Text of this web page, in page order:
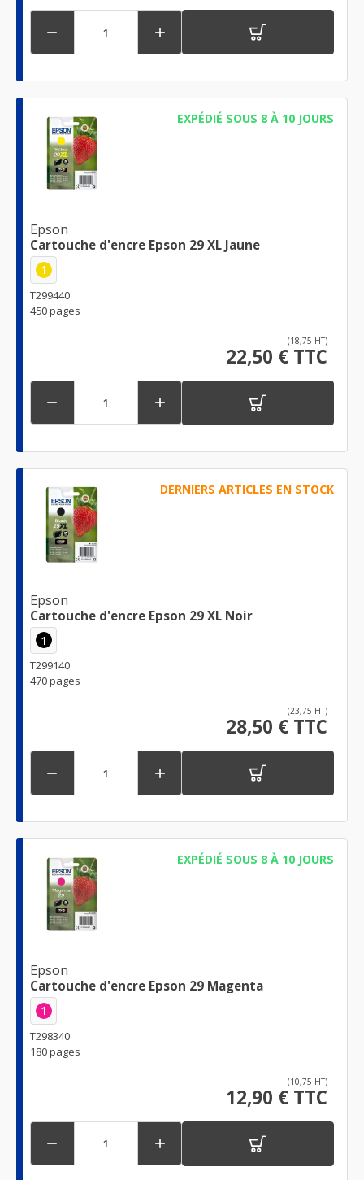
 
EXPÉDIÉ SOUS 8 À 10 JOURS
Epson
Cartouche d'encre Epson 29 XL Jaune
1
T299440
450 pages
(18,75 HT)
22,50 € TTC
 
DERNIERS ARTICLES EN STOCK
Epson
Cartouche d'encre Epson 29 XL Noir
1
T299140
470 pages
(23,75 HT)
28,50 € TTC
 
EXPÉDIÉ SOUS 8 À 10 JOURS
Epson
Cartouche d'encre Epson 29 Magenta
1
T298340
180 pages
(10,75 HT)
12,90 € TTC
 